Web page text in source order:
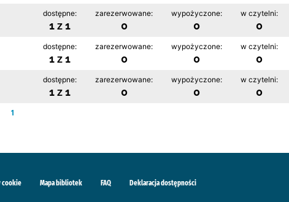
dostępne:
1 z 1
zarezerwowane:
0
wypożyczone:
0
w czytelni:
0
dostępne:
1 z 1
zarezerwowane:
0
wypożyczone:
0
w czytelni:
0
dostępne:
1 z 1
zarezerwowane:
0
wypożyczone:
0
w czytelni:
0
1
cookie Mapa bibliotek FAQ Deklaracja dostępności